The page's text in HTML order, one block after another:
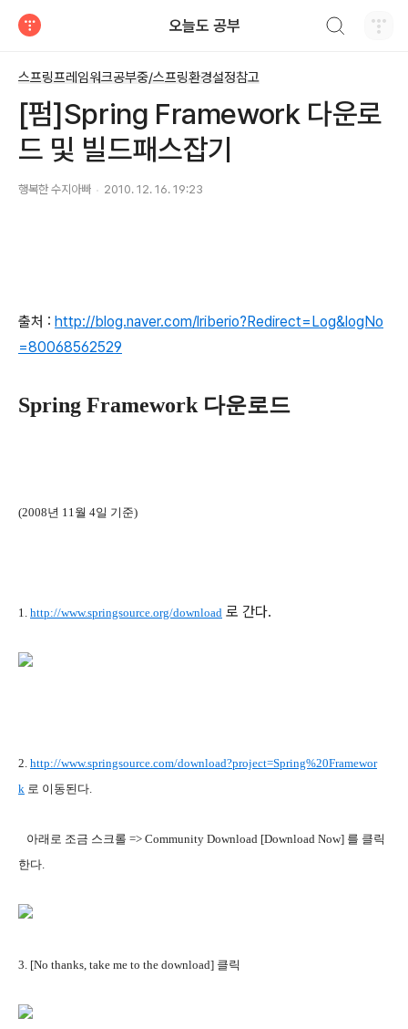
오늘도 공부
스프링프레임워크공부중/스프링환경설정참고
[펌]Spring Framework 다운로
드 및 빌드패스잡기
행복한 수지아빠 2010. 12. 16. 19:23
출처 : http://blog.naver.com/lriberio?Redirect=Log&logNo
=80068562529
Spring Framework 다운로드
(2008년 11월 4일 기준)
1. http://www.springsource.org/download 로 간다.
2. http://www.springsource.com/download?project=Spring%20Framewor
k 로 이동된다.
아래로 조금 스크롤 => Community Download [Download Now] 를 클릭
한다.
3. [No thanks, take me to the download] 클릭